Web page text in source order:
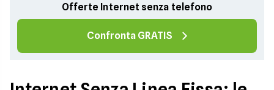
Offerte Internet senza telefono
Confronta GRATIS